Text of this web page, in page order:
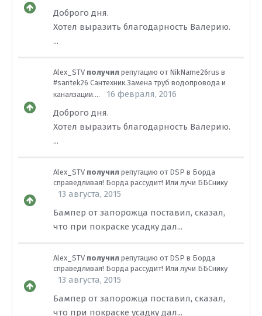
Доброго дня.
Хотел выразить благодарность Валерию.
...
Alex_STV получил репутацию от NikName26rus в
#santek26 Сантехник.Замена труб водопровода и
каналзации....
16 февраля, 2016
Доброго дня.
Хотел выразить благодарность Валерию.
...
Alex_STV получил репутацию от DSP в Борда
справедливая! Борда рассудит! Или лучи ББСнику
13 августа, 2015
Бампер от запорожца поставил, сказал,
что при покраске усадку дал...
Alex_STV получил репутацию от DSP в Борда
справедливая! Борда рассудит! Или лучи ББСнику
13 августа, 2015
Бампер от запорожца поставил, сказал,
что при покраске усадку дал...